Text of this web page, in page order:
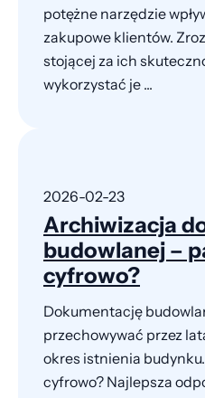
potężne narzędzie
zakupowe klientów.
stojącej za ich
wykorzystać je ...
2026-02-23
Archiwizacja
budowlanej –
cyfrowo?
Dokumentację
przechowywać przez
okres istnienia
cyfrowo? Najlepsza